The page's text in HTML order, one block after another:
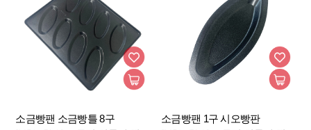
소금빵팬 소금빵틀 8구 소금빵팬 1구 시오빵판